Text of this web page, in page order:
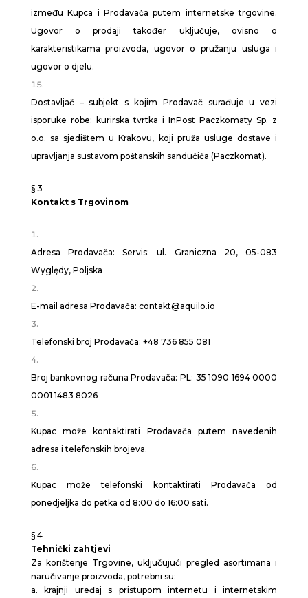
između Kupca i Prodavača putem internetske trgovine.
Ugovor o prodaji također uključuje, ovisno o
karakteristikama proizvoda, ugovor o pružanju usluga i
ugovor o djelu.
Dostavljač – subjekt s kojim Prodavač surađuje u vezi
isporuke robe: kurirska tvrtka i InPost Paczkomaty Sp. z
o.o. sa sjedištem u Krakovu, koji pruža usluge dostave i
upravljanja sustavom poštanskih sandučića (Paczkomat).
§ 3
Kontakt s Trgovinom
Adresa Prodavača: Servis: ul. Graniczna 20, 05-083
Wyględy, Poljska
E-mail adresa Prodavača: contakt@aquilo.io
Telefonski broj Prodavača: +48 736 855 081
Broj bankovnog računa Prodavača: PL: 35 1090 1694 0000
0001 1483 8026
Kupac može kontaktirati Prodavača putem navedenih
adresa i telefonskih brojeva.
Kupac može telefonski kontaktirati Prodavača od
ponedjeljka do petka od 8:00 do 16:00 sati.
§ 4
Tehnički zahtjevi
Za korištenje Trgovine, uključujući pregled asortimana i
naručivanje proizvoda, potrebni su:
a. krajnji uređaj s pristupom internetu i internetskim